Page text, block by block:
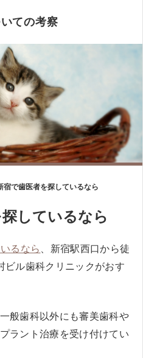
いての考察
宿で歯医者を探しているなら
しているなら
るなら 、新宿駅西口から徒
ビル歯科クリニックがおす
般歯科以外にも審美歯科や
ラント治療を受け付けてい